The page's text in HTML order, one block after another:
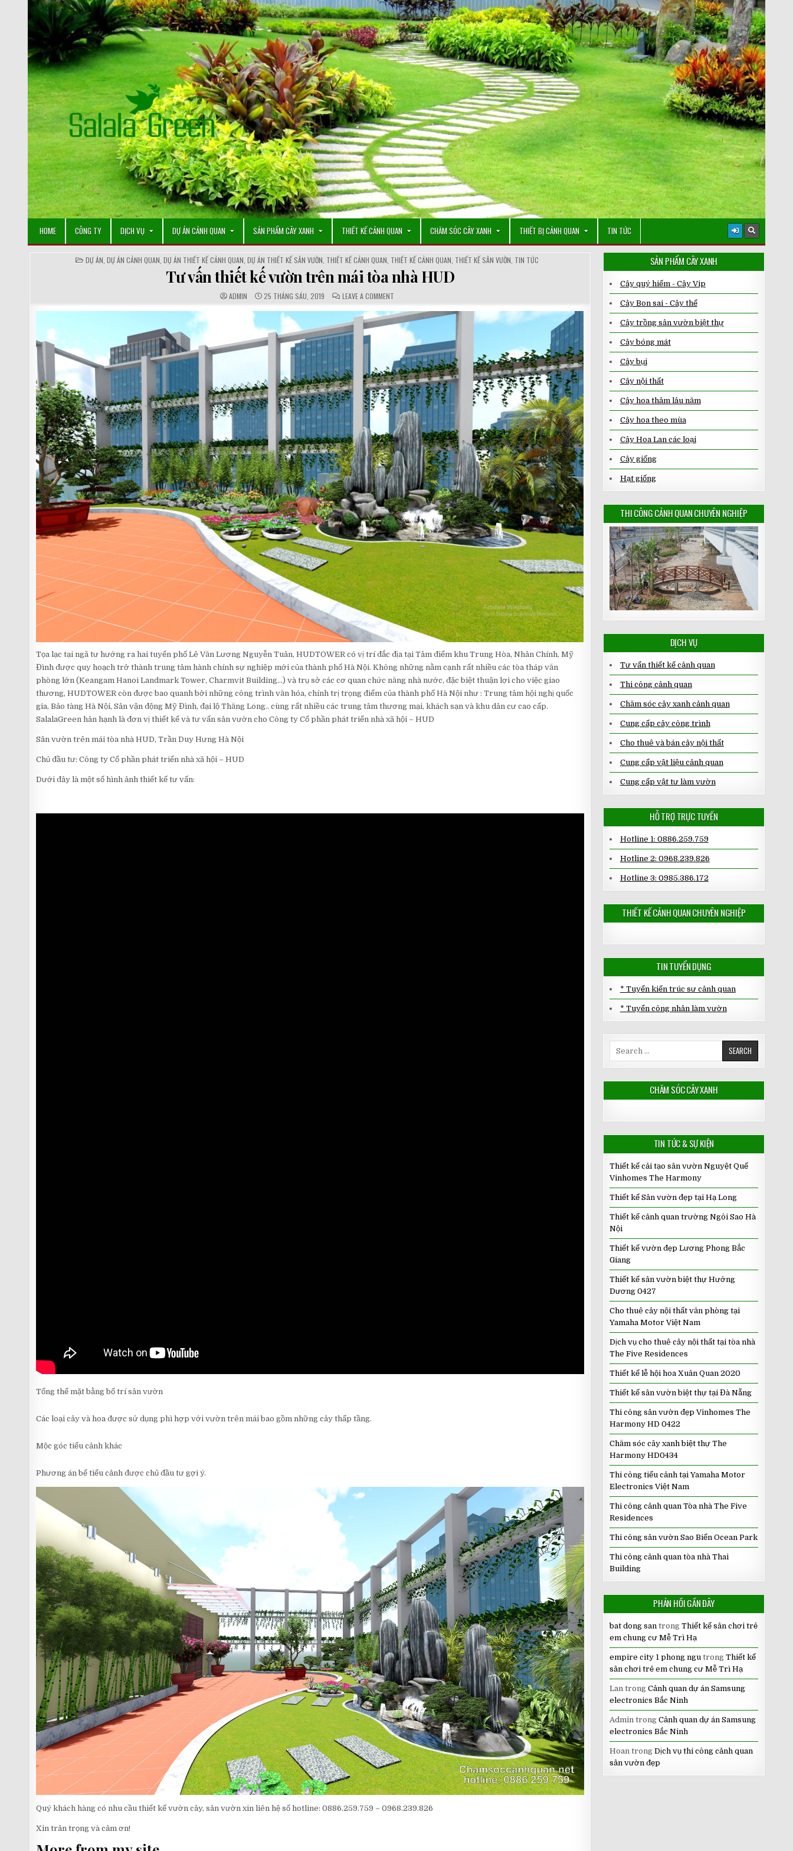
HOME CÔNG TY DỊCH VỤ DỰ ÁN CẢNH QUAN SẢN PHẨM CÂY XANH THIẾT KẾ CẢNH QUAN CHĂM SÓC CÂY XANH THIẾT BỊ CẢNH QUAN TIN TỨC
POSTED
IN
DỰ ÁN DỰ ÁN CẢNH QUAN DỰ ÁN THIẾT KẾ CẢNH QUAN DỰ ÁN THIẾT KẾ SÂN VƯỜN THIẾT KẾ CẢNH QUAN THIẾT KẾ CẢNH QUAN THIẾT KẾ SÂN VƯỜN TIN TỨC
Tư vấn thiết kế vườn trên mái tòa nhà HUD
AUTHOR:
ADMIN PUBLISHED
DATE:
25 THÁNG SÁU, 2019 COMMENTS:
LEAVE A COMMENTON
TƯ
VẤN
THIẾT
KẾ
VƯỜN
TÒA
NHÀ
HUD
Tọa lạc tại ngã tư hướng ra hai tuyến phố Lê Văn Lương Nguyễn Tuân, HUDTOWER có vị trí đắc địa tại Tâm điểm khu Trung Hòa, Nhân Chính, Mỹ
Đình được quy hoạch trở thành trung tâm hành chính sự nghiệp mới của thành phố Hà Nội. Không những nằm cạnh rất nhiều các tòa tháp văn
phòng lớn (Keangam Hanoi Landmark Tower, Charmvit Building…) và trụ sở các cơ quan chức năng nhà nước, đặc biệt thuận lợi cho việc giao
thương, HUDTOWER còn được bao quanh bởi những công trình văn hóa, chính trị trọng điểm của thành phố Hà Nội như : Trung tâm hội nghị quốc
gia, Bảo tàng Hà Nội, Sân vận động Mỹ Đình, đại lộ Thăng Long.. cùng rất nhiều các trung tâm thương mại, khách sạn và khu dân cư cao cấp.
SalalaGreen hân hạnh là đơn vị thiết kế và tư vấn sân vườn cho Công ty Cổ phần phát triển nhà xã hội – HUD
Sân vườn trên mái tòa nhà HUD, Trần Duy Hưng Hà Nội
Chủ đầu tư: Công ty Cổ phần phát triển nhà xã hội – HUD
Dưới đây là một số hình ảnh thiết kế tư vấn:
Tổng thể mặt bằng bố trí sân vườn
Các loại cây và hoa được sử dụng phì hợp với vườn trên mái bao gồm những cây thấp tầng.
Mộc góc tiểu cảnh khác
Phương án bể tiểu cảnh được chủ đầu tư gợi ý.
Quý khách hàng có nhu cầu thiết kế vườn cây, sân vườn xin liên hệ số hotline: 0886.259.759 – 0968.239.826
Xin trân trọng và cảm ơn!
SẢN PHẨM CÂY XANH
Cây quý hiếm - Cây Vip
Cây Bon sai - Cây thế
Cây trồng sân vườn biệt thự
Cây bóng mát
Cây bụi
Cây nội thất
Cây hoa thảm lâu năm
Cây hoa theo mùa
Cây Hoa Lan các loại
Cây giống
Hạt giống
THI CÔNG CẢNH QUAN CHUYÊN NGHIỆP
DỊCH VỤ
Tư vấn thiết kế cảnh quan
Thi công cảnh quan
Chăm sóc cây xanh cảnh quan
Cung cấp cây công trình
Cho thuê và bán cây nội thất
Cung cấp vật liệu cảnh quan
Cung cấp vật tư làm vườn
HỖ TRỢ TRỰC TUYẾN
Hotline 1: 0886.259.759
Hotline 2: 0968.239.826
Hotline 3: 0985.386.172
THIẾT KẾ CẢNH QUAN CHUYÊN NGHIỆP
TIN TUYỂN DỤNG
* Tuyển kiến trúc sư cảnh quan
* Tuyển công nhân làm vườn
CHĂM SÓC CÂY XANH
TIN TỨC & SỰ KIỆN
Thiết kế cải tạo sân vườn Nguyệt Quế
Vinhomes The Harmony
Thiết kế Sân vườn đẹp tại Hạ Long
Thiết kế cảnh quan trường Ngôi Sao Hà
Nội
Thiết kế vườn đẹp Lương Phong Bắc
Giang
Thiết kế sân vườn biệt thự Hướng
Dương 0427
Cho thuê cây nội thất văn phòng tại
Yamaha Motor Việt Nam
Dịch vụ cho thuê cây nội thất tại tòa nhà
The Five Residences
Thiết kế lễ hội hoa Xuân Quan 2020
Thiết kế sân vườn biệt thự tại Đà Nẵng
Thi công sân vườn đẹp Vinhomes The
Harmony HD 0422
Chăm sóc cây xanh biệt thự The
Harmony HD0434
Thi công tiểu cảnh tại Yamaha Motor
Electronics Việt Nam
Thi công cảnh quan Tòa nhà The Five
Residences
Thi công sân vườn Sao Biển Ocean Park
Thi công cảnh quan tòa nhà Thai
Building
PHẢN HỒI GẦN ĐÂY
bat dong santrong Thiết kế sân chơi trẻ
em chung cư Mễ Trì Hạ
empire city 1 phong ngutrong Thiết kế
sân chơi trẻ em chung cư Mễ Trì Hạ
Lantrong Cảnh quan dự án Samsung
electronics Bắc Ninh
Admintrong Cảnh quan dự án Samsung
electronics Bắc Ninh
Hoantrong Dịch vụ thi công cảnh quan
sân vườn đẹp